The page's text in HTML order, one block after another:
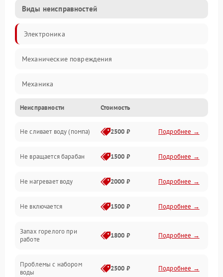
Виды неисправностей
Электроника
Механические повреждения
Механика
Электропитание
Водоснабжение
Слив
Программное обеспечение
Неисправности Стоимость
Не сливает воду (помпа) 2500 ₽ Подробнее →
Не вращается барабан 1500 ₽ Подробнее →
Не нагревает воду 2000 ₽ Подробнее →
Не включается 1500 ₽ Подробнее →
Запах горелого при
работе
1800 ₽ Подробнее →
Проблемы с набором
воды
2500 ₽ Подробнее →